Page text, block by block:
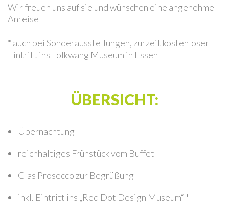
Wir freuen uns auf sie und wünschen eine angenehme
Anreise
* auch bei Sonderausstellungen, zurzeit kostenloser
Eintritt ins Folkwang Museum in Essen
ÜBERSICHT:
Übernachtung
reichhaltiges Frühstück vom Buffet
Glas Prosecco zur Begrüßung
inkl. Eintritt ins „Red Dot Design Museum“ *